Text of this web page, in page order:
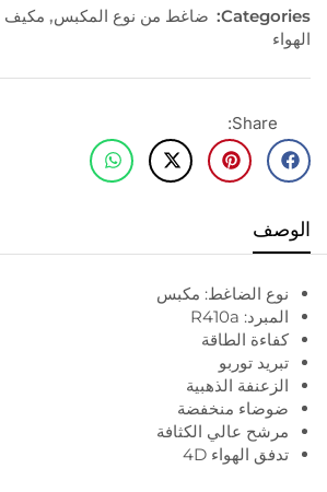
Categories:
ضاغط من نوع المكبس, مكيف
الهواء
Share:
الوصف
نوع الضاغط: مكبس
المبرد: R410a
كفاءة الطاقة
تبريد توربو
الزعنفة الذهبية
ضوضاء منخفضة
مرشح عالي الكثافة
تدفق الهواء 4D